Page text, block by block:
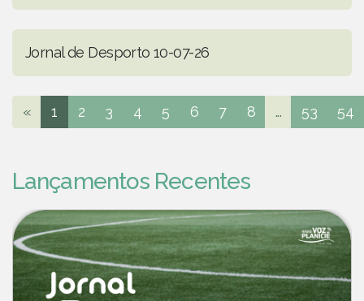
Jornal de Desporto 10-07-26
« 1 2 3 4 5 6 7 8 ... 53 54
Lançamentos Recentes